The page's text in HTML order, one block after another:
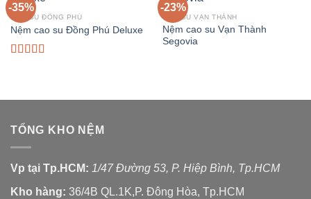
-35%
CAO SU ĐỒNG PHÚ
Nệm cao su Đồng Phú Deluxe
-23%
CAO SU VẠN THÀNH
Nệm cao su Vạn Thành
Segovia
TỔNG KHO NỆM
Vp tại Tp.HCM: 1/47 Đường 53, P. Hiệp Bình, Tp.HCM
Kho hàng: 36/4B QL.1K,P. Đông Hòa, Tp.HCM